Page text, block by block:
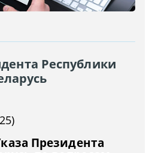
Республики
Президента